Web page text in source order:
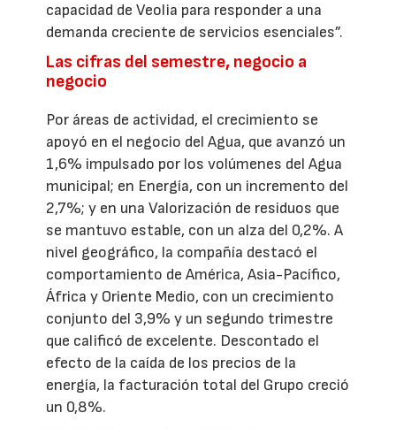
capacidad de Veolia para responder a una
demanda creciente de servicios esenciales”.
Las cifras del semestre, negocio a
negocio
Por áreas de actividad, el crecimiento se
apoyó en el negocio del Agua, que avanzó un
1,6% impulsado por los volúmenes del Agua
municipal; en Energía, con un incremento del
2,7%; y en una Valorización de residuos que
se mantuvo estable, con un alza del 0,2%. A
nivel geográfico, la compañía destacó el
comportamiento de América, Asia-Pacífico,
África y Oriente Medio, con un crecimiento
conjunto del 3,9% y un segundo trimestre
que calificó de excelente. Descontado el
efecto de la caída de los precios de la
energía, la facturación total del Grupo creció
un 0,8%.